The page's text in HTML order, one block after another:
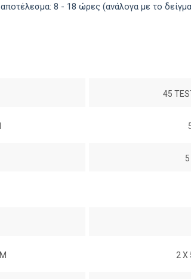
το αποτέλεσμα: 8 - 18 ώρες (ανάλογα
45
2 X